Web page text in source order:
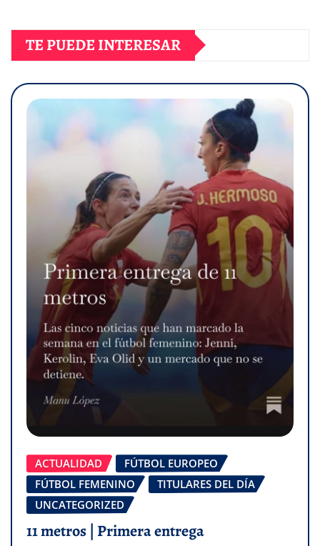
TE PUEDE INTERESAR
ACTUALIDAD
FÚTBOL EUROPEO
FÚTBOL FEMENINO
TITULARES DEL DÍA
UNCATEGORIZED
11 metros | Primera entrega